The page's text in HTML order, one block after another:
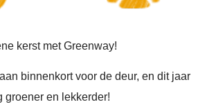
kerst met Greenway!
binnenkort voor de deur, en dit jaar
groener en lekkerder!